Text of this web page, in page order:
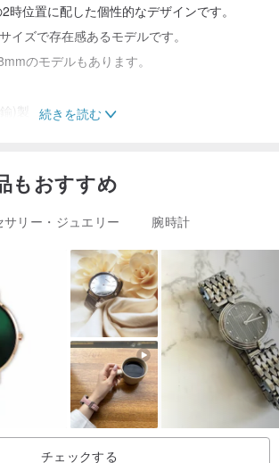
時位置に配した個性的なデザインです。
イズで存在感あるモデルです。
のモデルもあります。
)製
厚み約10mm/全長約27cm/ベルト幅約20mm
。通常でのご使用でも水にはご注意くださ
げから1年間。但し機械故障のみとなります。
1年未満でも有償修理となりますので、保証書は
続きを読む
もおすすめ
サリー・ジュエリー 腕時計
チェックする